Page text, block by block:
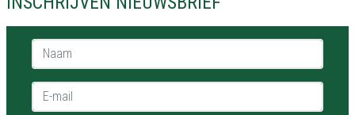
Naam *
E-mail *